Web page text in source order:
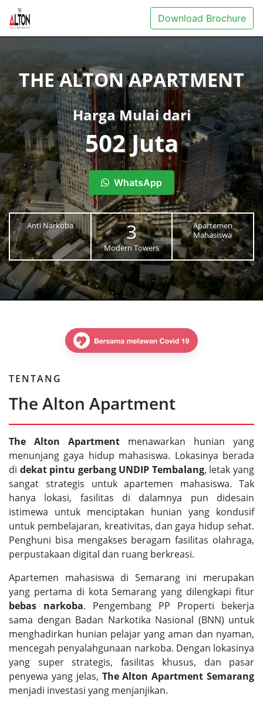
Download Brochure
THE ALTON APARTMENT
Harga Mulai dari
502 Juta
WhatsApp
Anti Narkoba 3
Modern Towers
Apartemen
Mahasiswa
TENTANG
The Alton Apartment
The Alton Apartment menawarkan hunian yang
menunjang gaya hidup mahasiswa. Lokasinya berada
di dekat pintu gerbang UNDIP Tembalang, letak yang
sangat strategis untuk apartemen mahasiswa. Tak
hanya lokasi, fasilitas di dalamnya pun didesain
istimewa untuk menciptakan hunian yang kondusif
untuk pembelajaran, kreativitas, dan gaya hidup sehat.
Penghuni bisa mengakses beragam fasilitas olahraga,
perpustakaan digital dan ruang berkreasi.
Apartemen mahasiswa di Semarang ini merupakan
yang pertama di kota Semarang yang dilengkapi fitur
bebas narkoba. Pengembang PP Properti bekerja
sama dengan Badan Narkotika Nasional (BNN) untuk
menghadirkan hunian pelajar yang aman dan nyaman,
mencegah penyalahgunaan narkoba. Dengan lokasinya
yang super strategis, fasilitas khusus, dan pasar
penyewa yang jelas, The Alton Apartment Semarang
menjadi investasi yang menjanjikan.